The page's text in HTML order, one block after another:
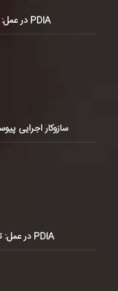
PDIA در عمل: شناسه‌گذاری بودجه و طبقه‌بندی آن
سازوکار اجرایی
PDIA در عمل: تجربه مدیریت تعارض منافع در ایران